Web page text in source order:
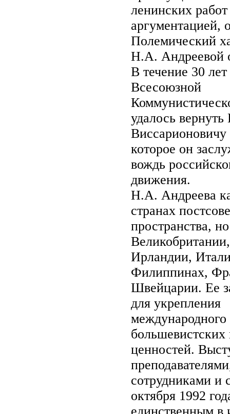
ленинских
аргументацией,
Полемический
Н.А. Андреевой
В течение 30
Всесоюзной
удалось
которое он
вождь
движения.
Н.А. Андреева
странах
пространства,
Ирландии,
Филиппинах,
Швейцарии. Ее
для укрепления
международного
ценностей.
сотрудниками и
октября 1992
единственным